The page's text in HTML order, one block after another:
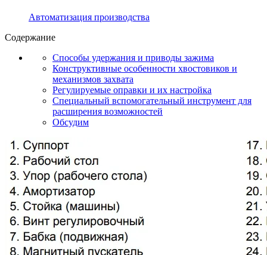
Автоматизация производства
Содержание
Способы удержания и приводы зажима
Конструктивные особенности хвостовиков и
механизмов захвата
Регулируемые оправки и их настройка
Специальный вспомогательный инструмент для
расширения возможностей
Обсудим